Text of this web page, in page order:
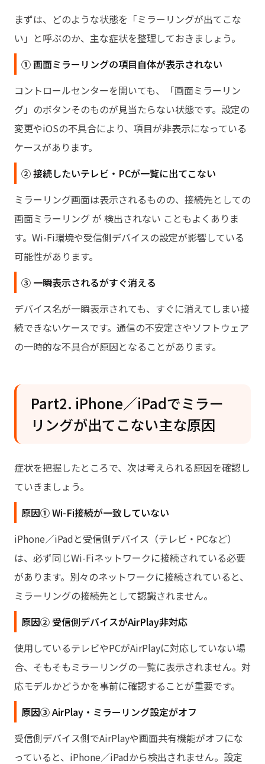
まずは、どのような状態を「ミラーリングが出てこな
い」と呼ぶのか、主な症状を整理しておきましょう。
① 画面ミラーリングの項目自体が表示されない
コントロールセンターを開いても、「画面ミラーリン
グ」のボタンそのものが見当たらない状態です。設定の
変更やiOSの不具合により、項目が非表示になっている
ケースがあります。
② 接続したいテレビ・PCが一覧に出てこない
ミラーリング画面は表示されるものの、接続先としての
画面ミラーリング が 検出されない こともよくありま
す。Wi-Fi環境や受信側デバイスの設定が影響している
可能性があります。
③ 一瞬表示されるがすぐ消える
デバイス名が一瞬表示されても、すぐに消えてしまい接
続できないケースです。通信の不安定さやソフトウェア
の一時的な不具合が原因となることがあります。
Part2. iPhone／iPadでミラー
リングが出てこない主な原因
症状を把握したところで、次は考えられる原因を確認し
ていきましょう。
原因① Wi-Fi接続が一致していない
iPhone／iPadと受信側デバイス（テレビ・PCなど）
は、必ず同じWi-Fiネットワークに接続されている必要
があります。別々のネットワークに接続されていると、
ミラーリングの接続先として認識されません。
原因② 受信側デバイスがAirPlay非対応
使用しているテレビやPCがAirPlayに対応していない場
合、そもそもミラーリングの一覧に表示されません。対
応モデルかどうかを事前に確認することが重要です。
原因③ AirPlay・ミラーリング設定がオフ
受信側デバイス側でAirPlayや画面共有機能がオフにな
っていると、iPhone／iPadから検出されません。設定